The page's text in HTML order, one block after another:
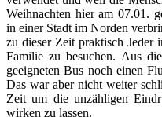
Weihnachten hier am 07.01.
in einer Stadt im Norden
zu dieser Zeit praktisch
Familie zu besuchen. Aus
geeigneten Bus noch einen
Das war aber nicht weiter
Zeit um die unzähligen
wirken zu lassen.